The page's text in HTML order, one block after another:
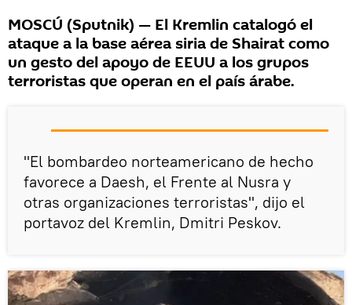
MOSCÚ (Sputnik) — El Kremlin catalogó el
ataque a la base aérea siria de Shairat como
un gesto del apoyo de EEUU a los grupos
terroristas que operan en el país árabe.
"El bombardeo norteamericano de hecho
favorece a Daesh, el Frente al Nusra y
otras organizaciones terroristas", dijo el
portavoz del Kremlin, Dmitri Peskov.